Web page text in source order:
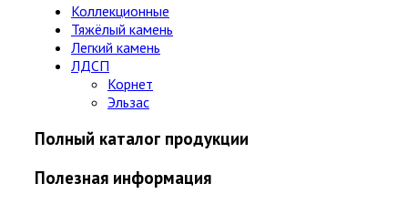
Коллекционные
Тяжёлый камень
Легкий камень
ЛДСП
Корнет
Эльзас
Полный каталог продукции
Полезная информация